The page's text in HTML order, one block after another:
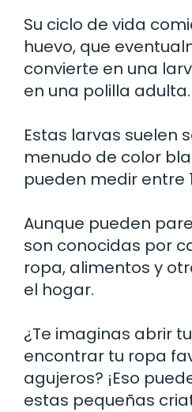
Su ciclo de vida
huevo, que
convierte en una
en una polilla adulta.
Estas larvas suelen
menudo de color
pueden medir entre
Aunque pueden
son conocidas por
ropa, alimentos y
el hogar.
¿Te imaginas abrir
encontrar tu ropa
agujeros? ¡Eso
estas pequeñas